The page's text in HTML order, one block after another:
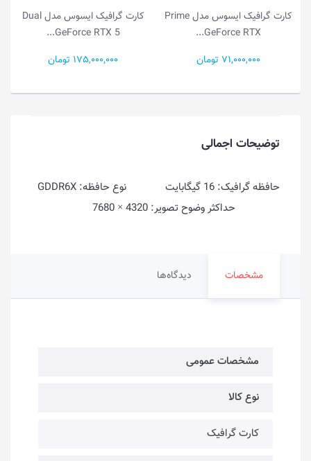
کارت گرافیک ایسوس مدل Prime
GeForce RTX...
71,000,000 تومان
کارت گرافیک ایسوس مدل Dual
GeForce RTX 5...
175,000,000 تومان
توضیحات اجمالی
حداکثر وضوح تصویر: 4320 × 7680
مشخصات دیدگاه‌ها
مشخصات عمومی
نوع کالا
کارت گرافیک